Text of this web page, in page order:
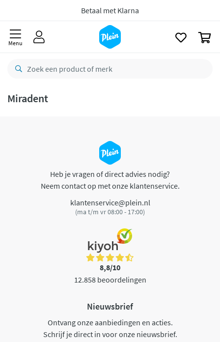
Betaal met Klarna
Menu
Miradent
Heb je vragen of direct advies nodig?
Neem contact op met onze klantenservice.
klantenservice@plein.nl
(ma t/m vr 08:00 - 17:00)
8,8/10
12.858 beoordelingen
Nieuwsbrief
Ontvang onze aanbiedingen en acties.
Schrijf je direct in voor onze nieuwsbrief.